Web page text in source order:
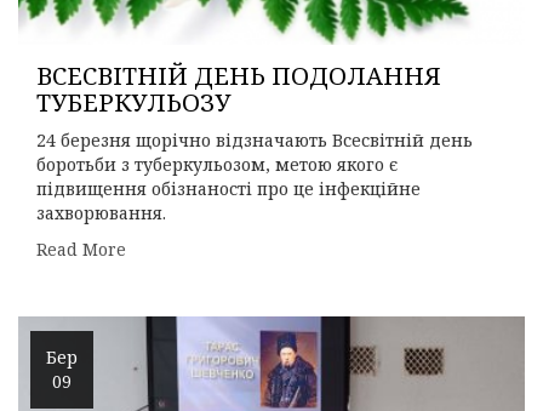
ВСЕСВІТНІЙ ДЕНЬ ПОДОЛАННЯ
ТУБЕРКУЛЬОЗУ
24 березня щорічно відзначають Всесвітній день
боротьби з туберкульозом, метою якого є
підвищення обізнаності про це інфекційне
захворювання.
Read More
Бер
09